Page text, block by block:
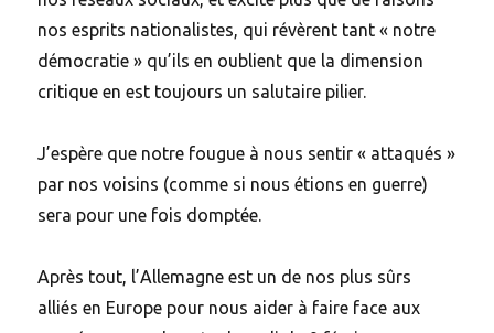
nos esprits nationalistes, qui révèrent tant « notre
démocratie » qu’ils en oublient que la dimension
critique en est toujours un salutaire pilier.
J’espère que notre fougue à nous sentir « attaqués »
par nos voisins (comme si nous étions en guerre)
sera pour une fois domptée.
Après tout, l’Allemagne est un de nos plus sûrs
alliés en Europe pour nous aider à faire face aux